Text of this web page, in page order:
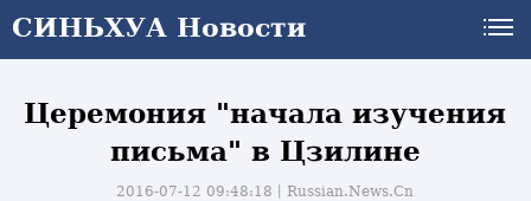
СИНЬХУА Новости
Церемония "начала изучения
письма" в Цзилине
2016-07-12 09:48:18丨Russian.News.Cn